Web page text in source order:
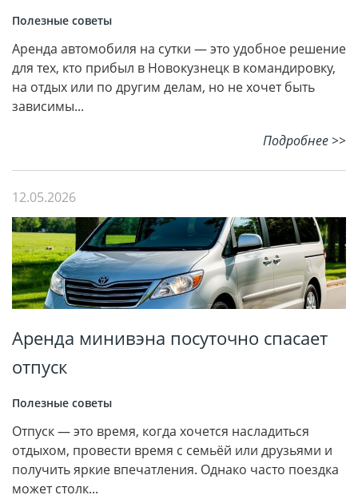
Полезные советы
Аренда автомобиля на сутки — это удобное решение
для тех, кто прибыл в Новокузнецк в командировку,
на отдых или по другим делам, но не хочет быть
зависимы...
Подробнее >>
12.05.2026
Аренда минивэна посуточно спасает
отпуск
Полезные советы
Отпуск — это время, когда хочется насладиться
отдыхом, провести время с семьёй или друзьями и
получить яркие впечатления. Однако часто поездка
может столк...